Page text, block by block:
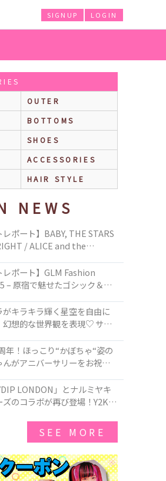
LOGIN
SIGNUP
OUTER
BOTTOMS
SHOES
ACCESSORIES
HAIR STYLE
NEWS
レポート】BABY, THE STARS
/ ALICE and the
レポート】GLM Fashion
– 原宿で魅せたゴシック＆ロ
がキラキラ輝く星空を自由に
幻想的な世界観を表現♡ サマ
バーサリーイヤー』を記念し
ョンが登場
！ほっこり“かぼちゃ“姿の
んがアニバーサリーをお祝い
売！Q-pot CAFE.では「かぼち
ーキプレート」も登場
LONDON」とナルミヤキ
ズのコラボが再び登場！Y2Kム
SEE MORE